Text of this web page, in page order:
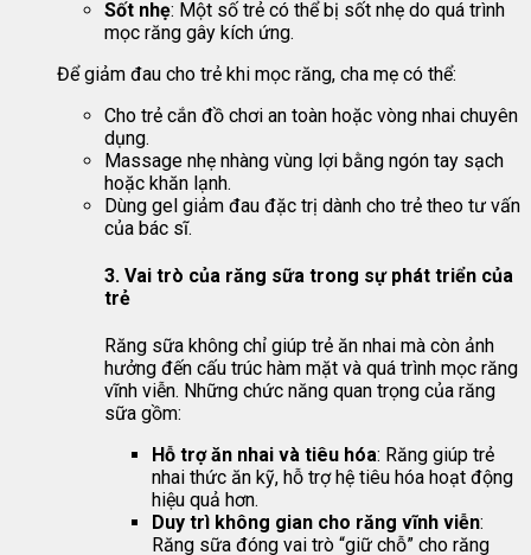
Sốt nhẹ: Một số trẻ có thể bị sốt nhẹ do quá trình
mọc răng gây kích ứng.
Để giảm đau cho trẻ khi mọc răng, cha mẹ có thể:
Cho trẻ cắn đồ chơi an toàn hoặc vòng nhai chuyên
dụng.
Massage nhẹ nhàng vùng lợi bằng ngón tay sạch
hoặc khăn lạnh.
Dùng gel giảm đau đặc trị dành cho trẻ theo tư vấn
của bác sĩ.
3. Vai trò của răng sữa trong sự phát triển của
trẻ
Răng sữa không chỉ giúp trẻ ăn nhai mà còn ảnh
hưởng đến cấu trúc hàm mặt và quá trình mọc răng
vĩnh viễn. Những chức năng quan trọng của răng
sữa gồm:
Hỗ trợ ăn nhai và tiêu hóa: Răng giúp trẻ
nhai thức ăn kỹ, hỗ trợ hệ tiêu hóa hoạt động
hiệu quả hơn.
Duy trì không gian cho răng vĩnh viễn:
Răng sữa đóng vai trò “giữ chỗ” cho răng